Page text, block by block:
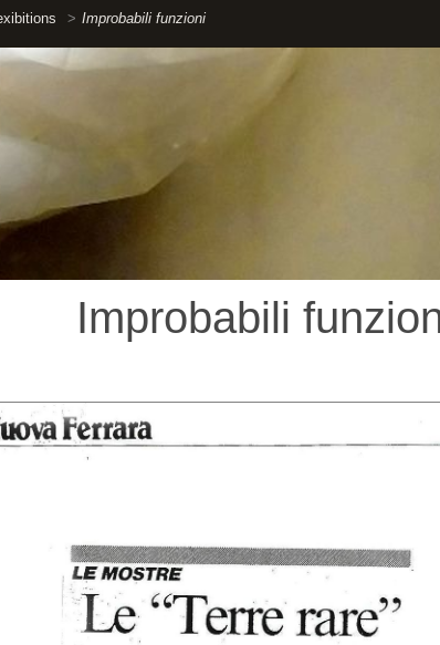
Improbabili funzioni
Improbabili funzioni -